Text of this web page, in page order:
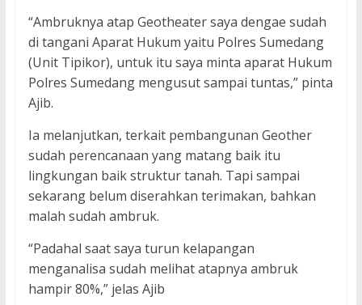
“Ambruknya atap Geotheater saya dengae sudah
di tangani Aparat Hukum yaitu Polres Sumedang
(Unit Tipikor), untuk itu saya minta aparat Hukum
Polres Sumedang mengusut sampai tuntas,” pinta
Ajib.
Ia melanjutkan, terkait pembangunan Geother
sudah perencanaan yang matang baik itu
lingkungan baik struktur tanah. Tapi sampai
sekarang belum diserahkan terimakan, bahkan
malah sudah ambruk.
“Padahal saat saya turun kelapangan
menganalisa sudah melihat atapnya ambruk
hampir 80%,” jelas Ajib